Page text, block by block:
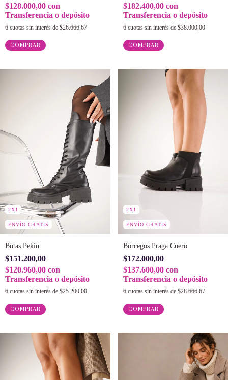
$128.000,00 con
Transferencia o depósito
6 cuotas sin interés de $26.666,67
COMPRAR
$182.400,00 con
Transferencia o depósito
6 cuotas sin interés de $38.000,00
COMPRAR
2X1
ENVÍO GRATIS
Botas Pekín
$151.200,00
$120.960,00 con
Transferencia o depósito
6 cuotas sin interés de $25.200,00
COMPRAR
2X1
ENVÍO GRATIS
Borcegos Praga Cuero
$172.000,00
$137.600,00 con
Transferencia o depósito
6 cuotas sin interés de $28.666,67
COMPRAR